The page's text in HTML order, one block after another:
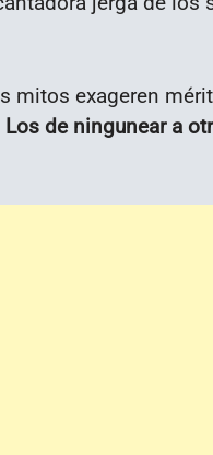
mitos exageren
de ningunear a